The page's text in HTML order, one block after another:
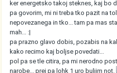
ker energetsko takoj steknes, kaj bo
pa govorim, mi ni treba tko pazit na
nepovezanega in tko... tam pa mas
mah... :|
pa prazno glavo dobis, pozabis na
kako recimo kaj boljse povedati...
pol pa se tle citira, pa mi nerodno
narobe... prej pa lohk 1 uro buljim not.